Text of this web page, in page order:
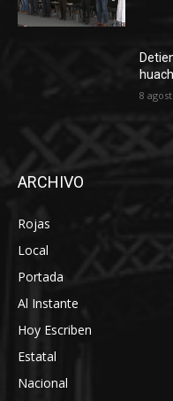
8
ARCHIVO
Rojas
Local
Portada
Al Instante
Hoy Escriben
Estatal
Nacional